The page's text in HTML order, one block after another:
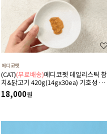
메디코펫
(CAT)(무료배송)메디코펫 데일리스틱 참
치&닭고기 420g(14gx30ea) 기호성 좋은
저나트륨 하루 종합 영양제 츄르
18,000원